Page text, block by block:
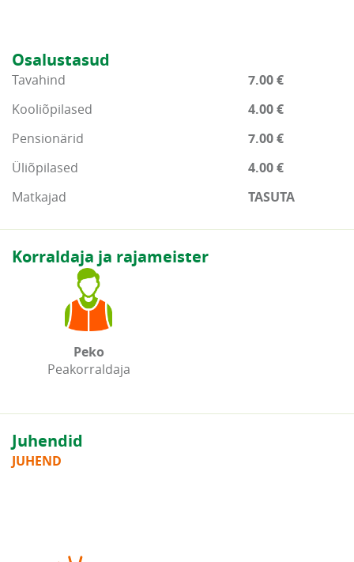
Osalustasud
Tavahind
7.00 €
Kooliõpilased
4.00 €
Pensionärid
7.00 €
Üliõpilased
4.00 €
Matkajad
TASUTA
Korraldaja ja rajameister
Peko
Peakorraldaja
Juhendid
JUHEND